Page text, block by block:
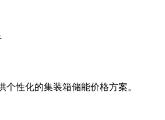
个性化的集装箱储能价格方案。